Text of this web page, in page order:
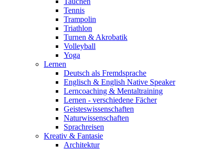
Tennis
Trampolin
Triathlon
Turnen & Akrobatik
Volleyball
Yoga
Lernen
Deutsch als Fremdsprache
Englisch & English Native Speaker
Lerncoaching & Mentaltraining
Lernen - verschiedene Fächer
Geisteswissenschaften
Naturwissenschaften
Sprachreisen
Kreativ & Fantasie
Architektur